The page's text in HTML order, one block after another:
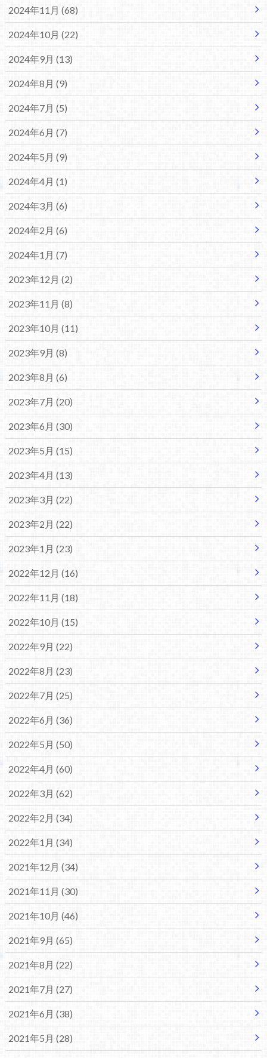
2024年11月 (68)
2024年10月 (22)
2024年9月 (13)
2024年8月 (9)
2024年7月 (5)
2024年6月 (7)
2024年5月 (9)
2024年4月 (1)
2024年3月 (6)
2024年2月 (6)
2024年1月 (7)
2023年12月 (2)
2023年11月 (8)
2023年10月 (11)
2023年9月 (8)
2023年8月 (6)
2023年7月 (20)
2023年6月 (30)
2023年5月 (15)
2023年4月 (13)
2023年3月 (22)
2023年2月 (22)
2023年1月 (23)
2022年12月 (16)
2022年11月 (18)
2022年10月 (15)
2022年9月 (22)
2022年8月 (23)
2022年7月 (25)
2022年6月 (36)
2022年5月 (50)
2022年4月 (60)
2022年3月 (62)
2022年2月 (34)
2022年1月 (34)
2021年12月 (34)
2021年11月 (30)
2021年10月 (46)
2021年9月 (65)
2021年8月 (22)
2021年7月 (27)
2021年6月 (38)
2021年5月 (28)